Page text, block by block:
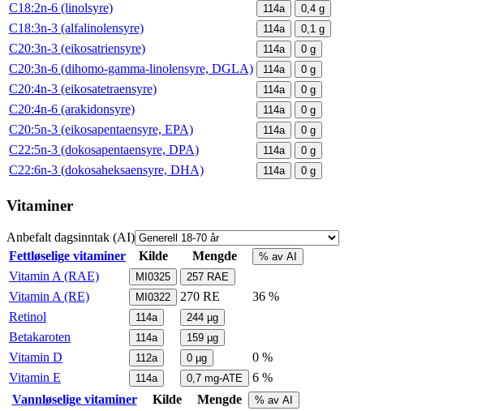
C18:2n-6 (linolsyre)
114a 0,4 g
C18:3n-3 (alfalinolensyre) 114a 0,1 g
C20:3n-3 (eikosatriensyre) 114a 0 g
C20:3n-6 (dihomo-gamma-linolensyre, DGLA) 114a 0 g
C20:4n-3 (eikosatetraensyre) 114a 0 g
C20:4n-6 (arakidonsyre) 114a 0 g
C20:5n-3 (eikosapentaensyre, EPA) 114a 0 g
C22:5n-3 (dokosapentaensyre, DPA) 114a 0 g
C22:6n-3 (dokosaheksaensyre, DHA) 114a 0 g
Vitaminer
Anbefalt dagsinntak (AI)
Fettløselige vitaminer
Kilde Mengde % av AI
Vitamin A (RAE) MI0325 257 RAE
Vitamin A (RE) MI0322 270 RE
36 %
Retinol
114a 244 µg
Betakaroten 114a 159 µg
Vitamin D 112a 0 µg
0 %
Vitamin E
114a 0,7 mg-ATE
6 %
Vannløselige vitaminer
Kilde Mengde % av AI